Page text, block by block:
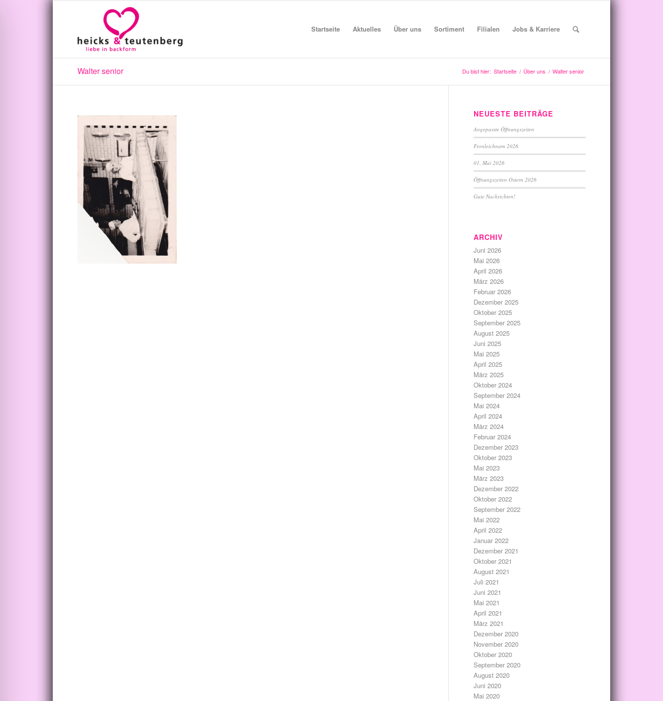
Startseite Aktuelles Über uns Sortiment Filialen Jobs & Karriere
Walter senior Du bist hier: Startseite / Über uns / Walter senior
NEUESTE BEITRÄGE
Angepasste Öffnungszeiten
Fronleichnam 2026
01. Mai 2026
Öffnungszeiten Ostern 2026
Gute Nachrichten!
ARCHIV
Juni 2026
Mai 2026
April 2026
März 2026
Februar 2026
Dezember 2025
Oktober 2025
September 2025
August 2025
Juni 2025
Mai 2025
April 2025
März 2025
Oktober 2024
September 2024
Mai 2024
April 2024
März 2024
Februar 2024
Dezember 2023
Oktober 2023
Mai 2023
März 2023
Dezember 2022
Oktober 2022
September 2022
Mai 2022
April 2022
Januar 2022
Dezember 2021
Oktober 2021
August 2021
Juli 2021
Juni 2021
Mai 2021
April 2021
März 2021
Dezember 2020
November 2020
Oktober 2020
September 2020
August 2020
Juni 2020
Mai 2020